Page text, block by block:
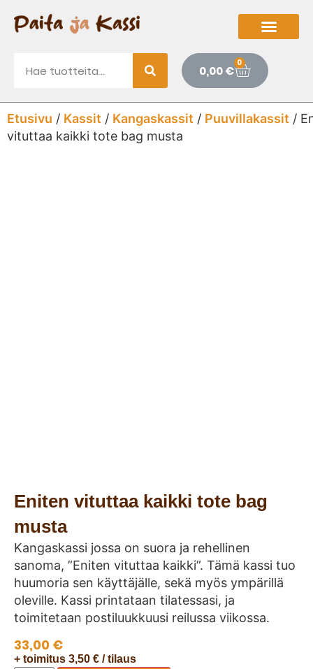
0,00€
0
Etusivu / Kassit / Kangaskassit / Puuvillakassit /
vituttaa kaikki tote bag musta
Eniten vituttaa kaikki tote bag
musta
Kangaskassi jossa on suora ja rehellinen
sanoma, ”Eniten vituttaa kaikki”. Tämä kassi tuo
huumoria sen käyttäjälle, sekä myös ympärillä
oleville. Kassi printataan tilatessasi, ja
toimitetaan postiluukkuusi reilussa viikossa.
33,00 €
+ toimitus 3,50 € / tilaus